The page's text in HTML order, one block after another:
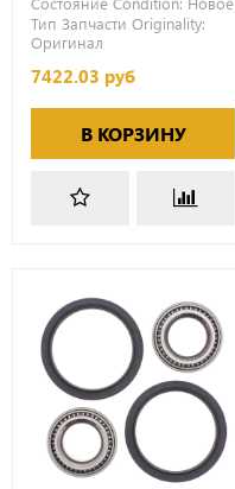
Тип Запчасти Originality:
Оригинал
7422.03 руб
В КОРЗИНУ